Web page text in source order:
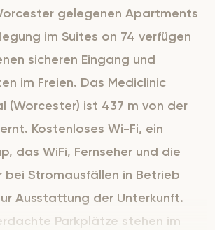
gelegenen Apartments
im Suites on 74 verfügen
sicheren Eingang und
im Freien. Das Mediclinic
(Worcester) ist 437 m von der
Kostenloses Wi-Fi, ein
das WiFi, Fernseher und die
bei Stromausfällen in Betrieb
Ausstattung der Unterkunft.
Parkplätze stehen im